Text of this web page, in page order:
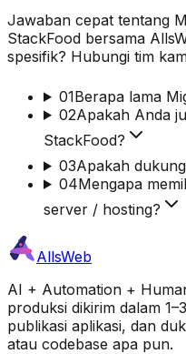
Jawaban cepat tentang
StackFood bersama
spesifik? Hubungi tim
01Berapa lama
02Apakah Anda
StackFood?
03Apakah
04Mengapa
server / hosting?
AllsWeb
AI + Automation +
produksi dikirim dalam
publikasi aplikasi, dan
atau codebase apa pun.